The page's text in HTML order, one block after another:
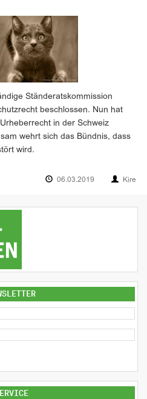
Ständeratskommission
beschlossen. Nun hat
in der Schweiz
wehrt sich das Bündnis, dass
wird.
06.03.2019 Kire